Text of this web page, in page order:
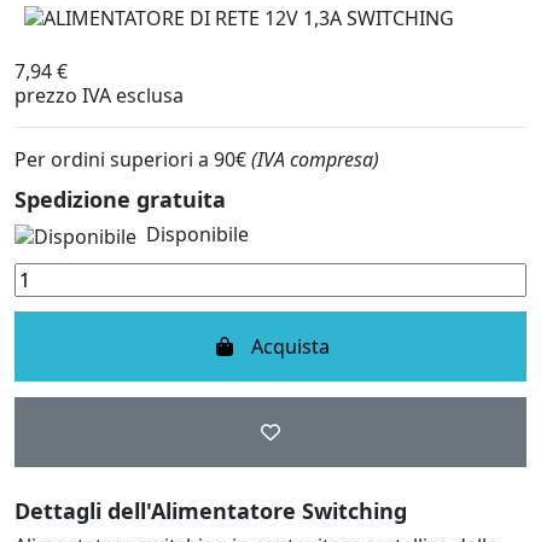
7,94 €
prezzo IVA esclusa
Per ordini superiori a 90€(IVA compresa)
Spedizione gratuita
Disponibile
Acquista
Dettagli dell'Alimentatore Switching